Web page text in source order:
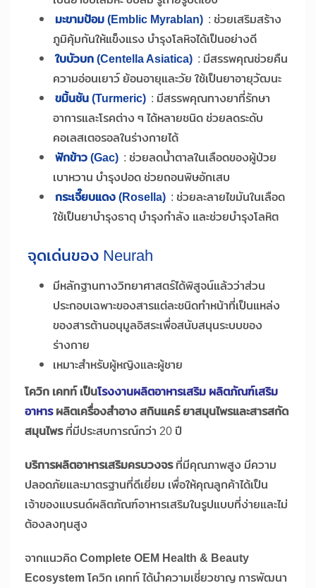
มะขามป้อม (Emblic Myrablan) : ช่วยเสริมสร้าง
ภูมิคุ้มกันให้แข็งแรง บำรุงโลหิจได้เป็นอย่างดี
ใบบัวบก (Centella Asiatica) : มีสรรพคุณช่วยคืน
ความอ่อนเยาว์ ย้อนอายุและวัย ใช้เป็นยาอายุวัฒนะ
ขมิ้นชัน (Turmeric) : มีสรรพคุณทางยาที่รักษา
อาการและโรคต่าง ๆ ได้หลายชนิด ช่วยลดระดับ
คอเลสเตอรอลในร่างกายได้
ฟักข้าว (Gac) : ช่วยลดน้ำตาลในเลือดของผู้ป่วย
เบาหวาน บำรุงปอด ช่วยถอนพิษอักเสบ
กระเจี๊ยบแดง (Rosella) : ช่วยละลายไขมันในเลือด
ใช้เป็นยาบำรุงธาตุ บำรุงกำลัง และช่วยบำรุงโลหิต
จุดเด่นของ Neurah
มีหลักฐานทางวิทยาศาสตร์ได้พิสูจน์แล้วว่าส่วน
ประกอบเฉพาะของสารแต่ละชนิดทำหน้าที่เป็นแหล่ง
ของสารต้านอนุมูลอิสระเพื่อสนับสนุนระบบของ
ร่างกาย
เหมาะสำหรับผู้หญิงและผู้ชาย
โควิก เคทท์ เป็นโรงงานผลิตอาหารเสริม ผลิตภัณฑ์เสริม
อาหารผลิตเครื่องสำอาง สกินแคร์ ยาสมุนไพรและสารสกัด
สมุนไพรที่มีประสบการณ์กว่า 20 ปี
บริการผลิตอาหารเสริมครบวงจรที่มีคุณภาพสูง มีความ
ปลอดภัยและมาตรฐานที่ดีเยี่ยม เพื่อให้คุณลูกค้าได้เป็น
เจ้าของแบรนด์ผลิตภัณฑ์อาหารเสริมในรูปแบบที่ง่ายและไม่
ต้องลงทุนสูง
จากแนวคิดComplete OEM Health & Beauty
Ecosystemโควิก เคทท์ ได้นำความเชี่ยวชาญ การพัฒนา